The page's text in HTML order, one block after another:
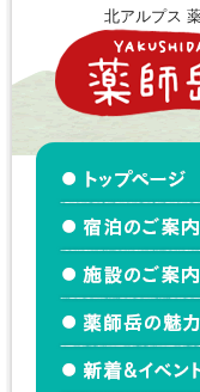
北アルプス